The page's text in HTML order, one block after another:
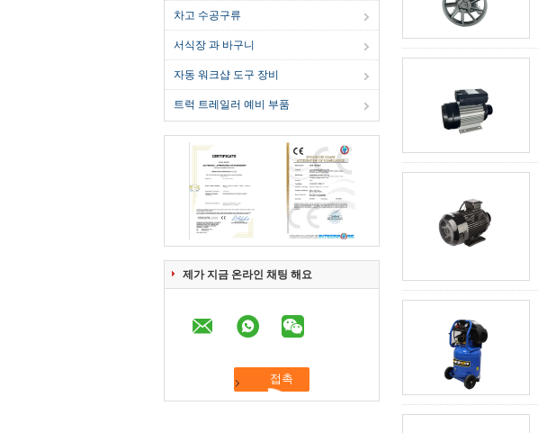
차고 수공구류
서식장 과 바구니
자동 워크샵 도구 장비
트럭 트레일러 예비 부품
제가 지금 온라인 채팅 해요